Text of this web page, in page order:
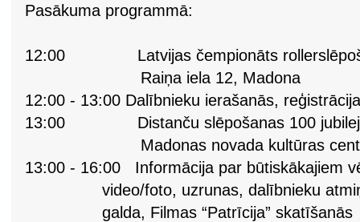
Pasākuma programmā:
12:00 Latvijas čempionāts
Raiņa iela 12, Madona
12:00 - 13:00 Dalībnieku ierašanās,
13:00 Distanču slēpošanas 100
Madonas novada kultūras
13:00 - 16:00 Informācija par būtiskākajiem
video/foto, uzrunas, dalībnieku
galda, Filmas “Patrīcija” skatīšanās